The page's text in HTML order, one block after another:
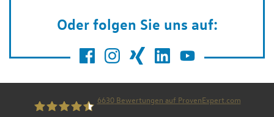
Oder folgen Sie uns auf:
6630Bewertungen auf ProvenExpert.com